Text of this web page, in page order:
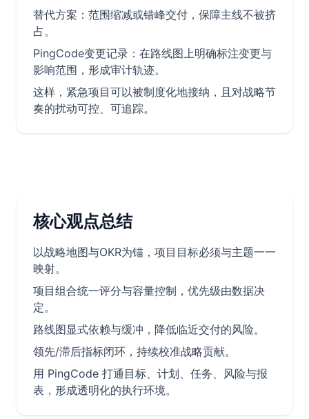
替代方案：范围缩减或错峰交付，保障主线不被挤
占。
PingCode变更记录：在路线图上明确标注变更与
影响范围，形成审计轨迹。
这样，紧急项目可以被制度化地接纳，且对战略节
奏的扰动可控、可追踪。
核心观点总结
以战略地图与OKR为锚，项目目标必须与主题一一
映射。
项目组合统一评分与容量控制，优先级由数据决
定。
路线图显式依赖与缓冲，降低临近交付的风险。
领先/滞后指标闭环，持续校准战略贡献。
用 PingCode 打通目标、计划、任务、风险与报
表，形成透明化的执行环境。